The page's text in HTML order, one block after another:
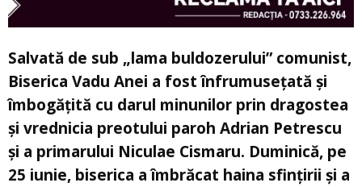
Salvată de sub „lama buldozerului” comunist,
Biserica Vadu Anei a fost înfrumusețată și
îmbogățită cu darul minunilor prin dragostea
și vrednicia preotului paroh Adrian Petrescu
și a primarului Niculae Cismaru. Duminică, pe
25 iunie, biserica a îmbrăcat haina sfințirii și a